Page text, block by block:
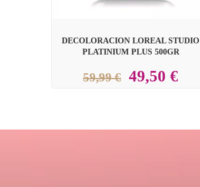
DECOLORACION LOREAL STUDIO
PLATINIUM PLUS 500GR
59,99 € 49,50 €